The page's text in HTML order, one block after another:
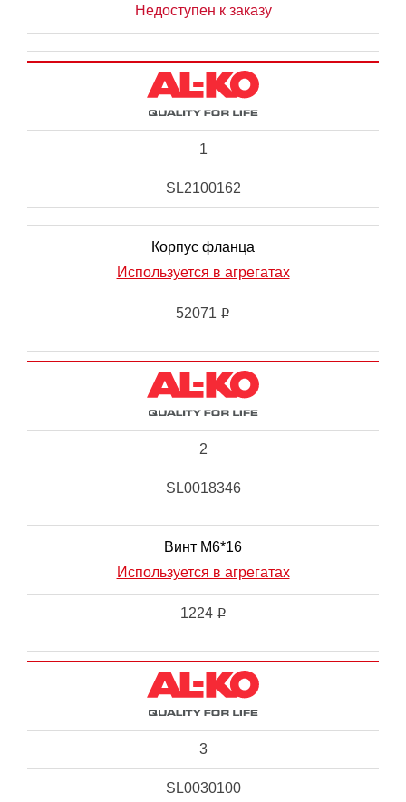
Недоступен к заказу
1
SL2100162
Корпус фланца
Используется в агрегатах
52071 i
2
SL0018346
Винт М6*16
Используется в агрегатах
1224 i
3
SL0030100